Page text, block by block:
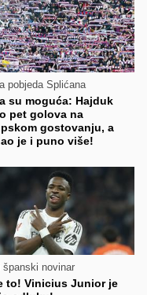
pobjeda Splićana
su moguća: Hajduk
pet golova na
gostovanju, a
je i puno više!
španski novinar
to! Vinicius Junior je